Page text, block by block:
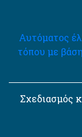
Αυτόματος
τόπου με
Σχεδιασμός